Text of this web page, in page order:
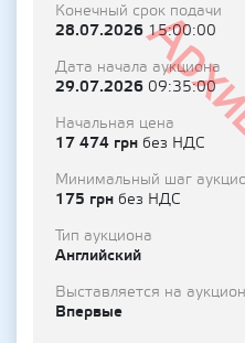
Конечный срок подачи
28.07.202615:00:00
Дата начала аукциона
29.07.2026 09:35:00
Начальная цена
17 474 грн без НДС
Минимальный шаг
175 грн без НДС
Тип аукциона
Английский
Выставляется на аукцион
Впервые